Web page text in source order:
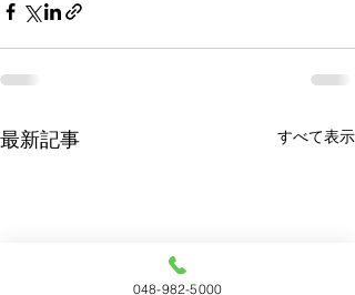
最新記事 すべて表示
048-982-5000